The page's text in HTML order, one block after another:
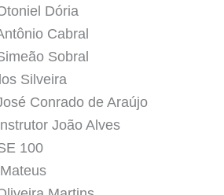
Dória
Cabral
Sobral
Silveira
Conrado de Araújo
João Alves
100